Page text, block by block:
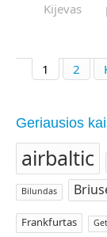
Kijevas
1 2
Geriausios
airbaltic
Bilundas
Frankfurtas